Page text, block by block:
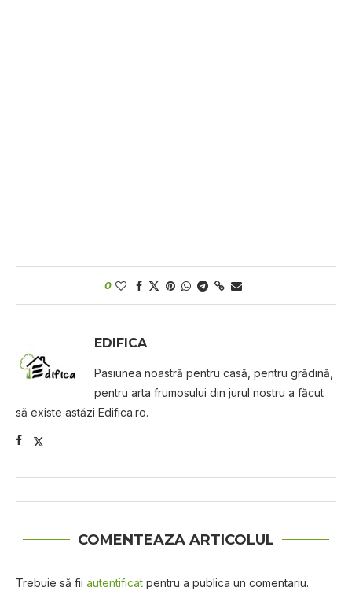
0
EDIFICA
Pasiunea noastră pentru casă, pentru grădină,
pentru arta frumosului din jurul nostru a făcut
să existe astăzi Edifica.ro.
COMENTEAZA ARTICOLUL
Trebuie să fii autentificat pentru a publica un comentariu.